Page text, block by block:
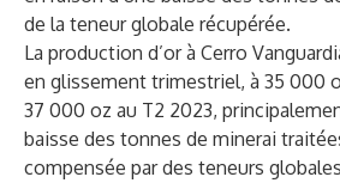
de la teneur globale récupérée.
La production d’or à Cerro
en glissement trimestriel, à 35 000
37 000 oz au T2 2023,
baisse des tonnes de minerai
compensée par des teneurs